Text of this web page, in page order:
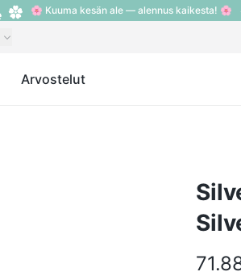
🌸 Kuuma kesän ale — alennus kaikesta! 🌸
Arvostelut